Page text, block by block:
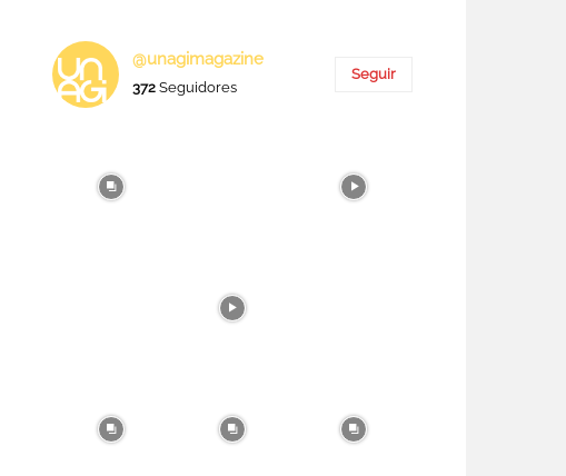
@unagimagazine
372 Seguidores
Seguir